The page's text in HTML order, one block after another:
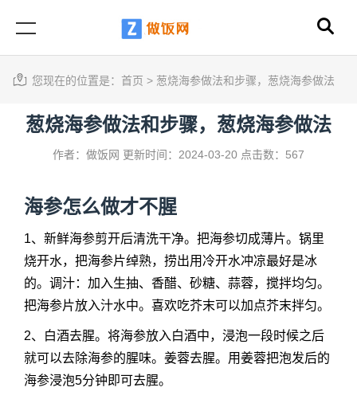
您现在的位置是： 首页 > 葱烧海参做法和步骤，葱烧海参做法
葱烧海参做法和步骤，葱烧海参做法
作者：做饭网 更新时间：2024-03-20 点击数：567
海参怎么做才不腥
1、新鲜海参剪开后清洗干净。把海参切成薄片。锅里
烧开水，把海参片绰熟，捞出用冷开水冲凉最好是冰
的。调汁：加入生抽、香醋、砂糖、蒜蓉，搅拌均匀。
把海参片放入汁水中。喜欢吃芥末可以加点芥末拌匀。
2、白酒去腥。将海参放入白酒中，浸泡一段时候之后
就可以去除海参的腥味。姜蓉去腥。用姜蓉把泡发后的
海参浸泡5分钟即可去腥。